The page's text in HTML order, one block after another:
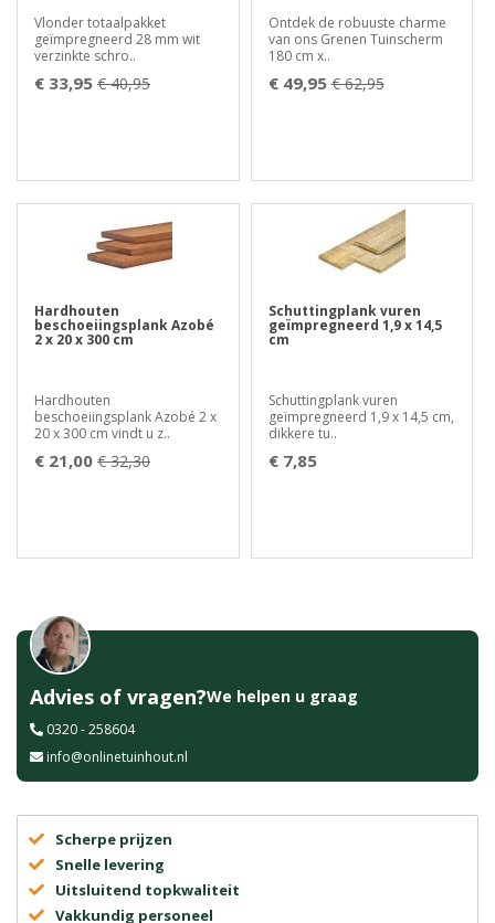
Vlonder totaalpakket
geïmpregneerd 28 mm wit
verzinkte schro..
€ 33,95 € 40,95
Ontdek de robuuste charme
van ons Grenen Tuinscherm
180 cm x..
€ 49,95 € 62,95
Hardhouten
beschoeiingsplank Azobé
2 x 20 x 300 cm
Hardhouten
beschoeiingsplank Azobé 2 x
20 x 300 cm vindt u z..
€ 21,00 € 32,30
Schuttingplank vuren
geïmpregneerd 1,9 x 14,5
cm
Schuttingplank vuren
geïmpregneerd 1,9 x 14,5 cm,
dikkere tu..
€ 7,85
Advies of vragen?We helpen u graag
0320 - 258604
info@onlinetuinhout.nl
Scherpe prijzen
Snelle levering
Uitsluitend topkwaliteit
Vakkundig personeel